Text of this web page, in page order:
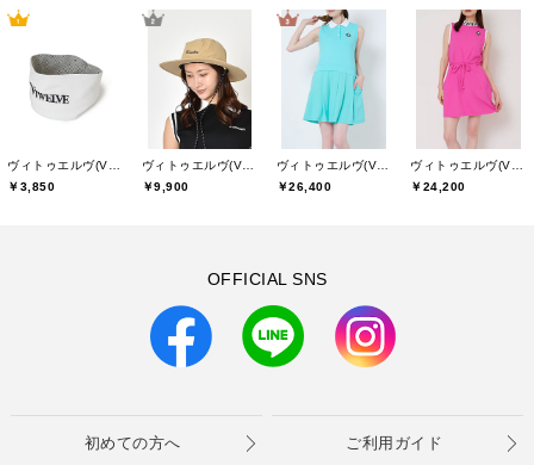
￥3,850
￥9,900
￥26,400
￥24,200
OFFICIAL SNS
初めての方へ ご利用ガイド